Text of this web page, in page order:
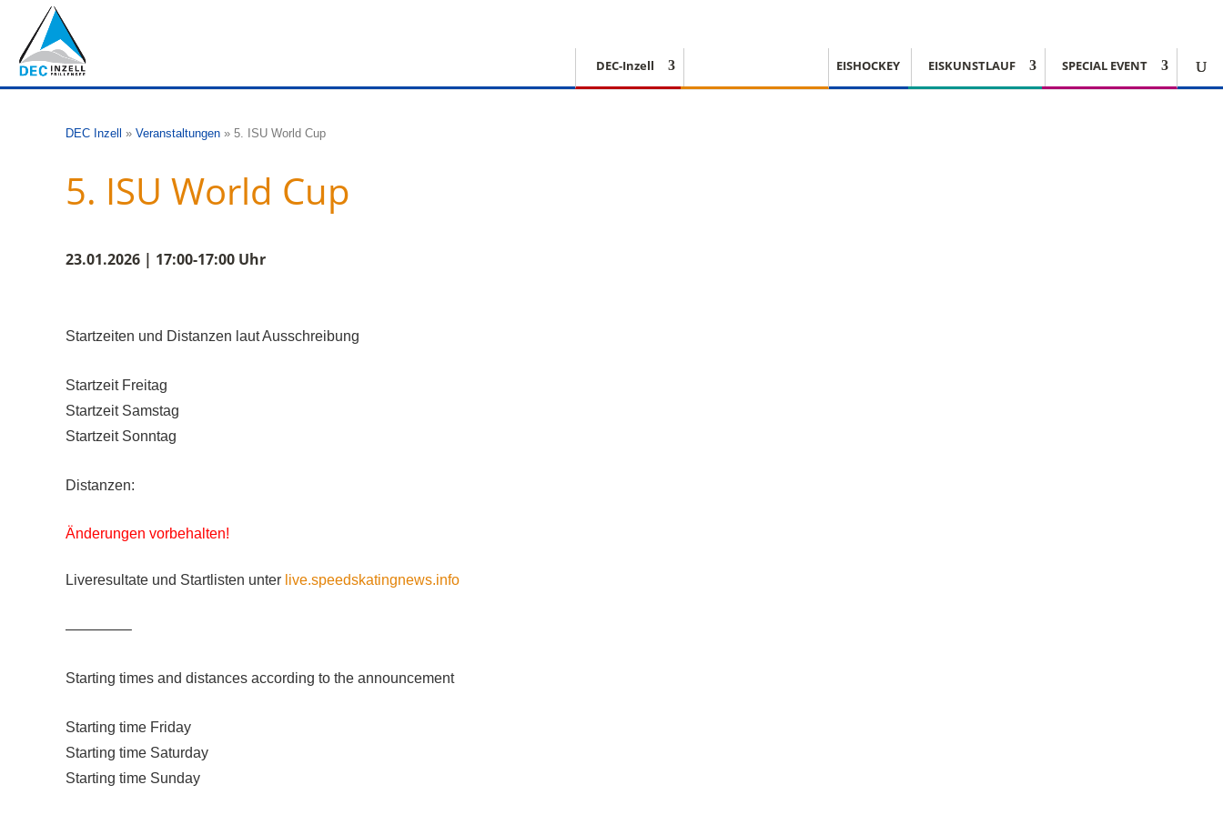
DEC-Inzell EISHOCKEY EISKUNSTLAUF SPECIAL EVENT
DEC Inzell » Veranstaltungen » 5. ISU World Cup
5. ISU World Cup
23.01.2026 | 17:00-17:00 Uhr
Startzeiten und Distanzen laut Ausschreibung
Startzeit Freitag
Startzeit Samstag
Startzeit Sonntag
Distanzen:
Änderungen vorbehalten!
Liveresultate und Startlisten unter live.speedskatingnews.info
————–
Starting times and distances according to the announcement
Starting time Friday
Starting time Saturday
Starting time Sunday